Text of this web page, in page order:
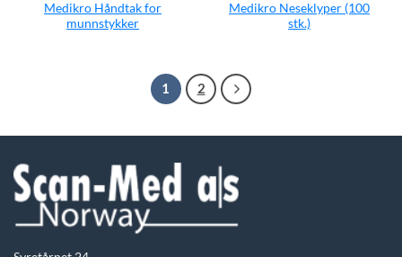
Medikro Håndtak for
munnstykker
Medikro Neseklyper (100
stk.)
1 2